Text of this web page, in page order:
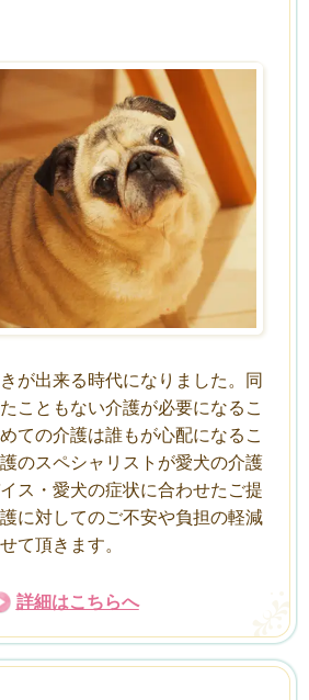
が出来る時代になりました。同
こともない介護が必要になるこ
ての介護は誰もが心配になるこ
のスペシャリストが愛犬の介護
ス・愛犬の症状に合わせたご提
に対してのご不安や負担の軽減
て頂きます。
詳細はこちらへ